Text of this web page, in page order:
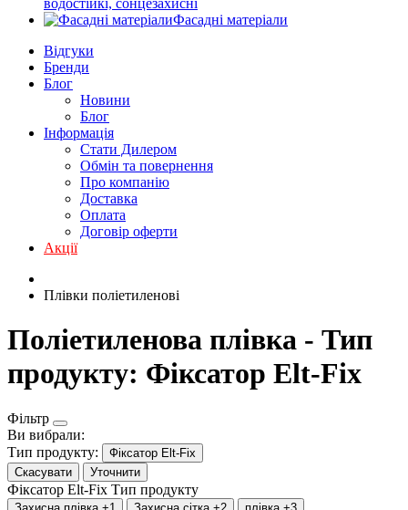
водостійкі, сонцезахисні
Фасадні матеріали
Відгуки
Бренди
Блог
Новини
Блог
Інформація
Стати Дилером
Обмін та повернення
Про компанію
Доставка
Оплата
Договір оферти
Акції
Плівки поліетиленові
Поліетиленова плівка - Тип
продукту: Фіксатор Elt-Fix
Фільтр
Ви вибрали:
Тип продукту:
Фіксатор Elt-Fix
Скасувати
Уточнити
Фіксатор Elt-Fix Тип продукту